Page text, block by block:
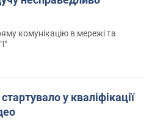
комунікацію в мережі та
у кваліфікації